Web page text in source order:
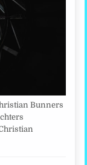
Bunners